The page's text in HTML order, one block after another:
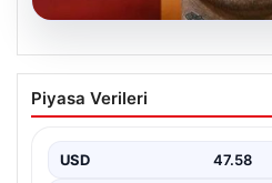
05.08.2026
Mauro Icardi’nin
Paylaşımlarıyla
yollarını ayıran ve
gündemdeki isimler arasında…
Piyasa Verileri
USD 47.58